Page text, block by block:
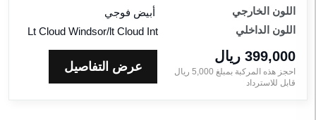
اللون الخارجي
أبيض فوجي
اللون الداخلي
Lt Cloud Windsor/lt Cloud Int
399,000 ريال‎
احجز هذه المركبة بمبلغ 5,000 ريال‎
قابل للاسترداد
عرض التفاصيل